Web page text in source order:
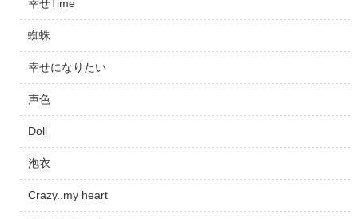
幸せTime
蜘蛛
幸せになりたい
声色
Doll
泡衣
Crazy..my heart